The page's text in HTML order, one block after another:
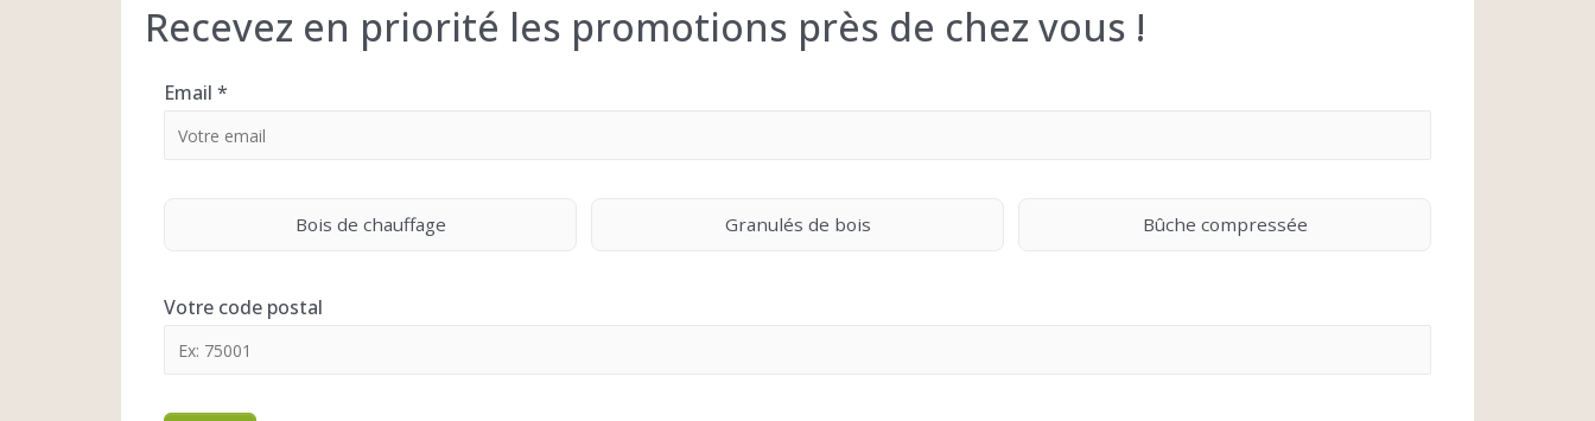
Recevez en priorité les promotions près de chez vous !
Email *
Bois de chauffage Granulés de bois Bûche compressée
Votre code postal